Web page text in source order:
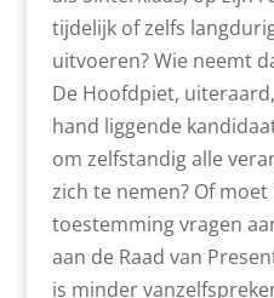
tijdelijk of zelfs
uitvoeren? Wie neemt
De Hoofdpiet,
hand liggende
om zelfstandig alle
zich te nemen? Of
toestemming vragen
aan de Raad van
is minder